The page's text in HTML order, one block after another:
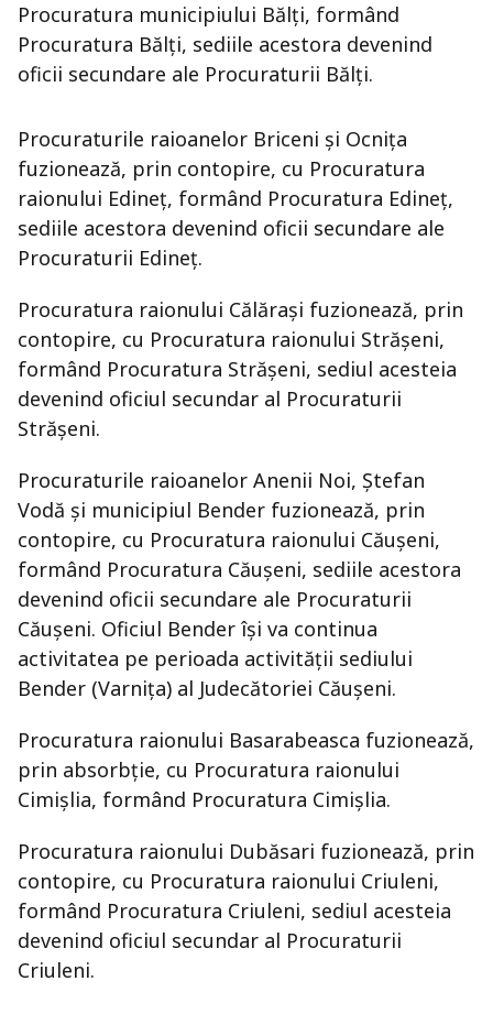
Procuratura municipiului Bălţi, formând
Procuratura Bălţi, sediile acestora devenind
oficii secundare ale Procuraturii Bălți.
Procuraturile raioanelor Briceni şi Ocniţa
fuzionează, prin contopire, cu Procuratura
raionului Edineţ, formând Procuratura Edineț,
sediile acestora devenind oficii secundare ale
Procuraturii Edineț.
Procuratura raionului Călărași fuzionează, prin
contopire, cu Procuratura raionului Strășeni,
formând Procuratura Strășeni, sediul acesteia
devenind oficiul secundar al Procuraturii
Strășeni.
Procuraturile raioanelor Anenii Noi, Ştefan
Vodă și municipiul Bender fuzionează, prin
contopire, cu Procuratura raionului Căușeni,
formând Procuratura Căușeni, sediile acestora
devenind oficii secundare ale Procuraturii
Căușeni. Oficiul Bender își va continua
activitatea pe perioada activității sediului
Bender (Varnița) al Judecătoriei Căușeni.
Procuratura raionului Basarabeasca fuzionează,
prin absorbție, cu Procuratura raionului
Cimișlia, formând Procuratura Cimișlia.
Procuratura raionului Dubăsari fuzionează, prin
contopire, cu Procuratura raionului Criuleni,
formând Procuratura Criuleni, sediul acesteia
devenind oficiul secundar al Procuraturii
Criuleni.